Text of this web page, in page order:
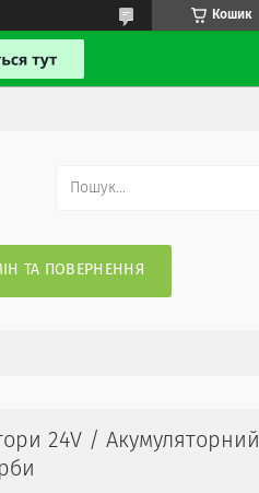
Кошик
ТА ПОВЕРНЕННЯ
24V / Акумуляторний